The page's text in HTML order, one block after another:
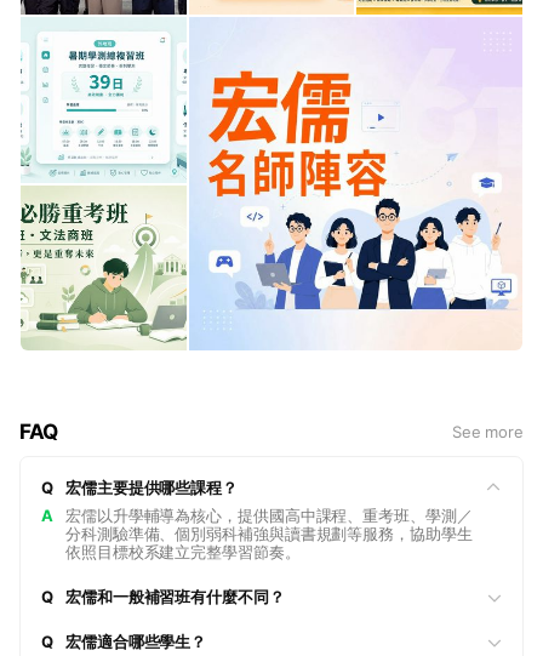
FAQ See more
Q
宏儒主要提供哪些課程？
A
宏儒以升學輔導為核心，提供國高中課程、重考班、學測／
分科測驗準備、個別弱科補強與讀書規劃等服務，協助學生
依照目標校系建立完整學習節奏。
Q 宏儒和一般補習班有什麼不同？
Q 宏儒適合哪些學生？